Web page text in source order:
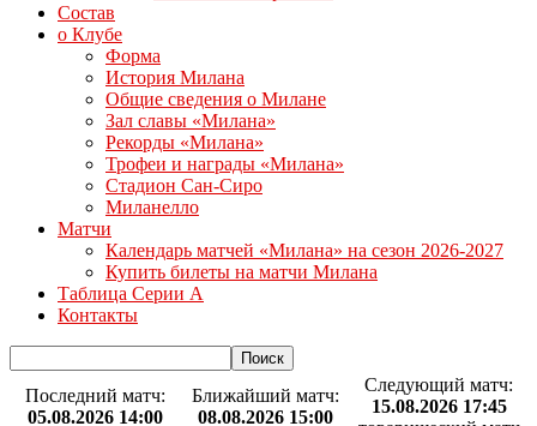
Состав
о Клубе
Форма
История Милана
Общие сведения о Милане
Зал славы «Милана»
Рекорды «Милана»
Трофеи и награды «Милана»
Стадион Сан-Сиро
Миланелло
Матчи
Календарь матчей «Милана» на сезон 2026-2027
Купить билеты на матчи Милана
Таблица Серии А
Контакты
Последний матч:
05.08.2026 14:00
Ближайший матч:
08.08.2026 15:00
Следующий матч:
15.08.2026 17:45